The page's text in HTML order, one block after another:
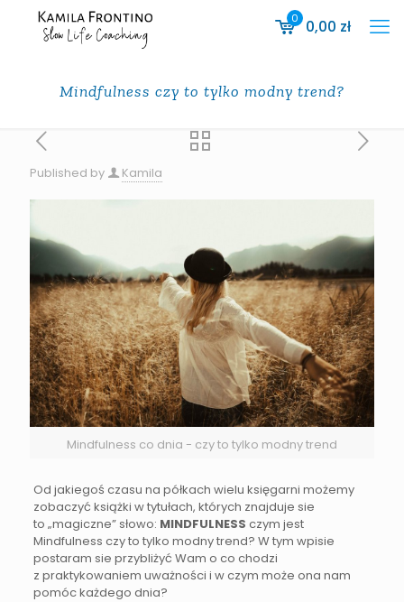
0 0,00 zł
Mindfulness czy to tylko modny trend?
Published by Kamila
Mindfulness co dnia - czy to tylko modny trend
Od jakiegoś czasu na półkach wielu księgarni możemy
zobaczyć książki w tytułach, których znajduje sie
to „magiczne” słowo: MINDFULNESS czym jest
Mindfulness czy to tylko modny trend? W tym wpisie
postaram sie przybliżyć Wam o co chodzi
z praktykowaniem uważności i w czym może ona nam
pomóc każdego dnia?